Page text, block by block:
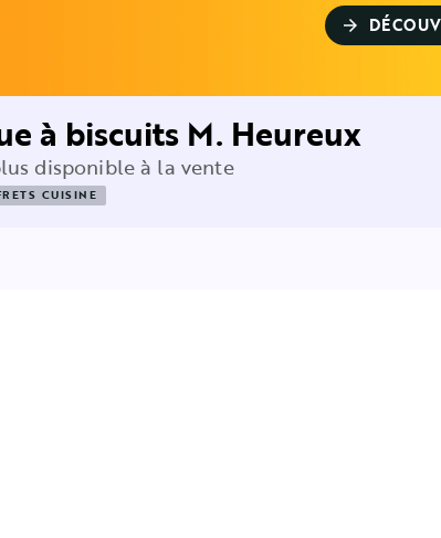
arrow_forward
à biscuits M. Heureux
disponible à la vente
CUISINE